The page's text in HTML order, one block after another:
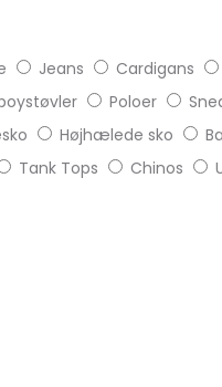
Jeans Cardigans
Poloer
Højhælede sko
Tank Tops Chinos